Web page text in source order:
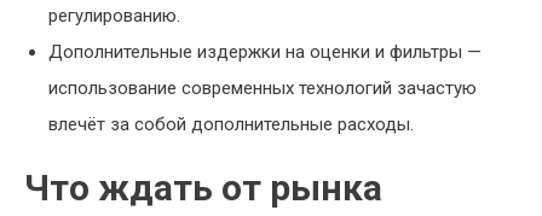
регулированию.
Дополнительные издержки на оценки и фильтры —
использование современных технологий зачастую
влечёт за собой дополнительные расходы.
Что ждать от рынка